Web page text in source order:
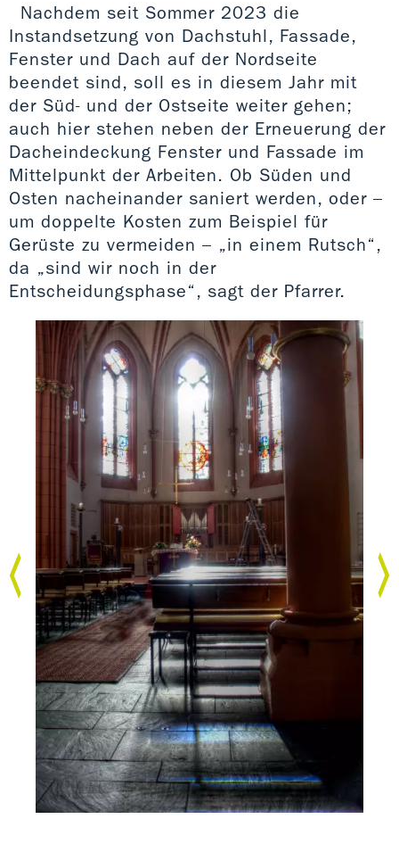
Nachdem seit Sommer 2023 die
Instandsetzung von Dachstuhl, Fassade,
Fenster und Dach auf der Nordseite
beendet sind, soll es in diesem Jahr mit
der Süd- und der Ostseite weiter gehen;
auch hier stehen neben der Erneuerung der
Dacheindeckung Fenster und Fassade im
Mittelpunkt der Arbeiten. Ob Süden und
Osten nacheinander saniert werden, oder –
um doppelte Kosten zum Beispiel für
Gerüste zu vermeiden – „in einem Rutsch“,
da „sind wir noch in der
Entscheidungsphase“, sagt der Pfarrer.